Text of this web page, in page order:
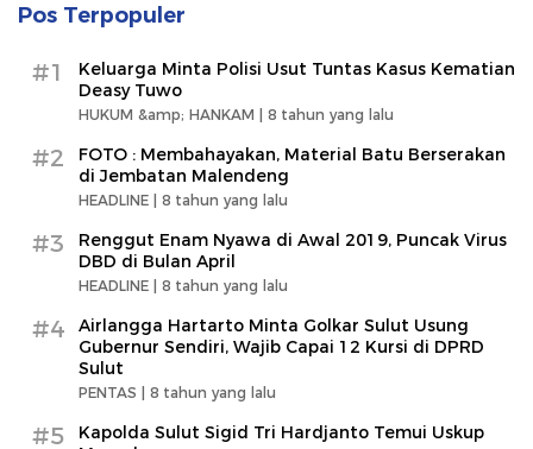
Pos Terpopuler
#1
Keluarga Minta Polisi Usut Tuntas Kasus Kematian
Deasy Tuwo
HUKUM &amp; HANKAM | 8 tahun yang lalu
#2
FOTO : Membahayakan, Material Batu Berserakan
di Jembatan Malendeng
HEADLINE | 8 tahun yang lalu
#3
Renggut Enam Nyawa di Awal 2019, Puncak Virus
DBD di Bulan April
HEADLINE | 8 tahun yang lalu
#4
Airlangga Hartarto Minta Golkar Sulut Usung
Gubernur Sendiri, Wajib Capai 12 Kursi di DPRD
Sulut
PENTAS | 8 tahun yang lalu
#5
Kapolda Sulut Sigid Tri Hardjanto Temui Uskup